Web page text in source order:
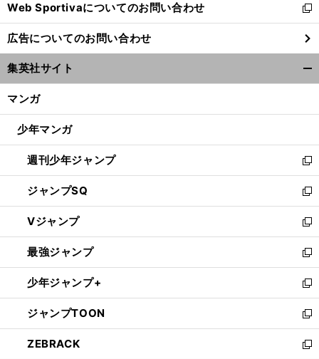
く
Web Sportivaについてのお問い合わせ
新
し
い
ウ
ィ
ン
ウ
開
く
広告についてのお問い合わせ
集英社サイト
マンガ
少年マンガ
週刊少年ジャンプ
新
し
い
ウ
ィ
ン
ド
ウ
で
開
く
ジャンプSQ
新
し
い
ウ
ィ
ン
ド
ウ
で
開
く
Vジャンプ
新
し
い
ウ
ィ
ン
ド
ウ
で
最強ジャンプ
新
し
い
ウ
ィ
ン
ド
少年ジャンプ+
新
し
い
ウ
ィ
ジャンプTOON
新
し
い
ZEBRACK
新